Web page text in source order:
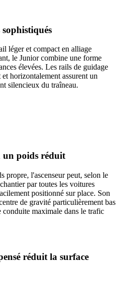
léger et compact en alliage
le Junior combine une forme
élevées. Les rails de guidage
horizontalement assurent un
silencieux du traîneau.
un poids réduit
propre, l'ascenseur peut, selon le
par toutes les voitures
positionné sur place. Son
de gravité particulièrement bas
conduite maximale dans le trafic
réduit la surface